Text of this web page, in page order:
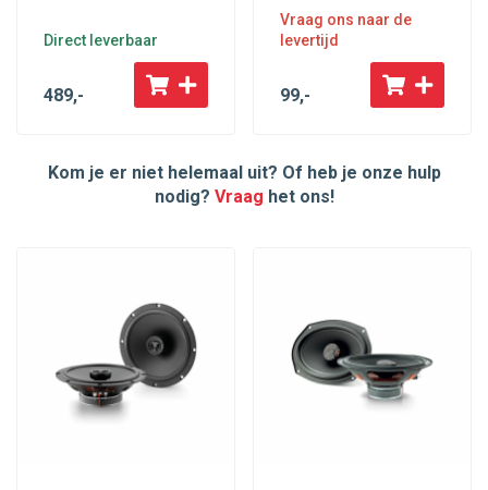
Direct leverbaar
489,-
Vraag ons naar de
levertijd
99,-
Kom je er niet helemaal uit? Of heb je onze hulp
nodig? Vraag het ons!